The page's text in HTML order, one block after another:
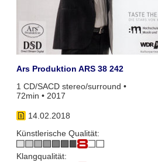
Ars Produktion ARS 38 242
1 CD/SACD stereo/surround •
72min • 2017
14.02.2018
Künstlerische Qualität:
Klangqualität: